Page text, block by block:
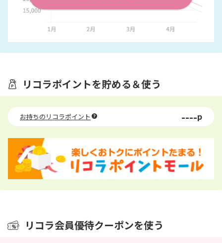
リコラポイントを貯める＆使う
お持ちの リコラポイント ----p
リコラ会員優待クーポンを使う